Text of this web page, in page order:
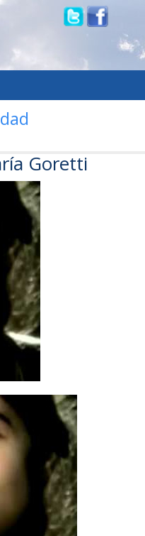
Goretti